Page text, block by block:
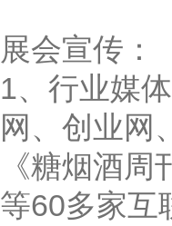
展会宣传：
1、行业媒
网、创业网
《糖烟酒
等60多家互